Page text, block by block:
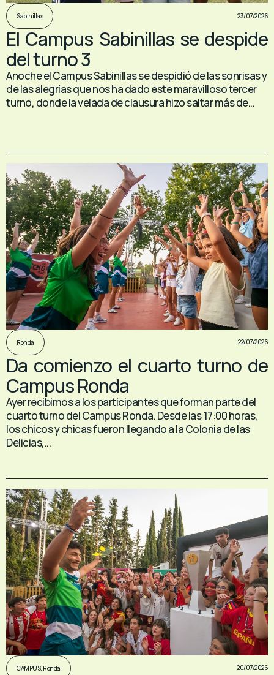
Sabinillas 23/07/2026
El Campus Sabinillas se despide
del turno 3
Anoche el Campus Sabinillas se despidió de las sonrisas y
de las alegrías que nos ha dado este maravilloso tercer
turno, donde la velada de clausura hizo saltar más de...
Ronda 22/07/2026
Da comienzo el cuarto turno de
Campus Ronda
Ayer recibimos a los participantes que forman parte del
cuarto turno del Campus Ronda. Desde las 17:00 horas,
los chicos y chicas fueron llegando a la Colonia de las
Delicias,...
CAMPUS, Ronda 20/07/2026